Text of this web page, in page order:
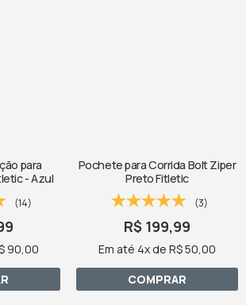
para
- Azul
(14)
90,00
Pochete para Corrida Bolt Ziper
Preto Fitletic
(3)
R$ 199,99
Em até 4x de R$ 50,00
COMPRAR